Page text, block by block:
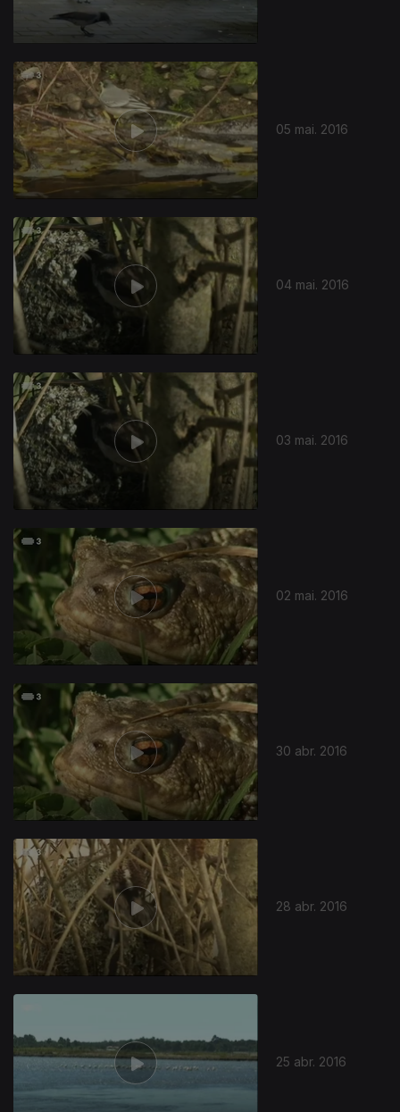
05 mai. 2016
04 mai. 2016
03 mai. 2016
02 mai. 2016
30 abr. 2016
28 abr. 2016
25 abr. 2016